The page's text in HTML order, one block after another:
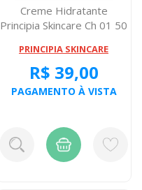
Creme Hidratante
Principia Skincare Ch 01 50
PRINCIPIA SKINCARE
R$ 39,00
PAGAMENTO À VISTA